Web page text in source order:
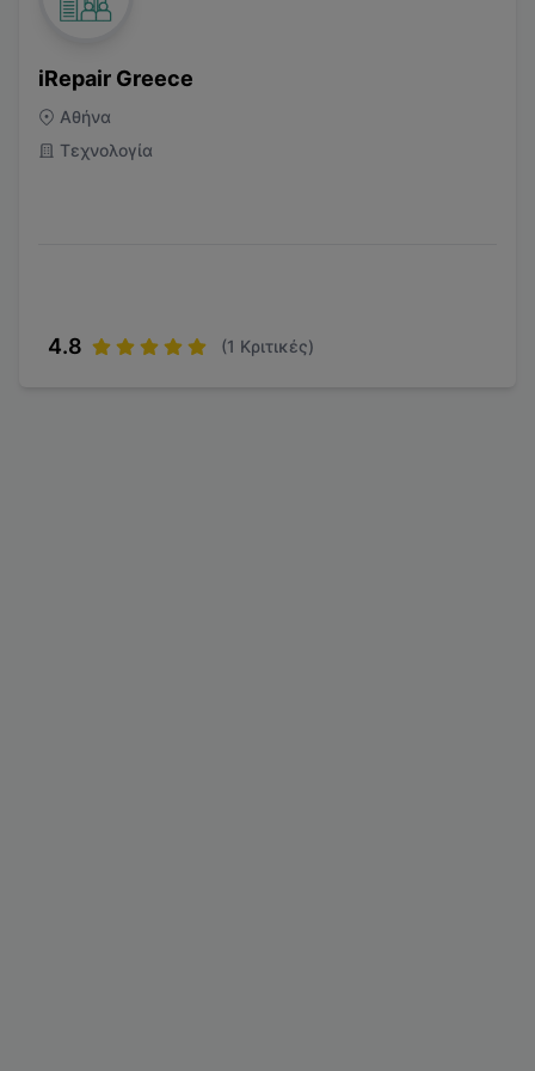
iRepair Greece
Αθήνα
Τεχνολογία
4.8 (1 Κριτικές)